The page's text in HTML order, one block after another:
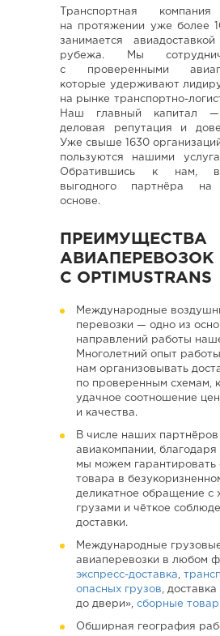
Транспортная
на протяжении уже более
занимается
рубежа. Мы
с проверенными
которые удерживают
на рынке транспортно-
Наш главный капитал —
деловая репутация и
Уже свыше 1630
пользуются нашими
Обратившись к нам,
выгодного партнёра на
основе.
ПРЕИМУЩЕСТВА
АВИАПЕРЕВОЗОК
С OPTIMUSTRANS
Международные
перевозки — одно из
направлений работы
Многолетний опыт
нам организовывать
по проверенным схемам,
удачное соотношение
и качества.
В числе наших
авиакомпании, благодаря
мы можем гарантировать
товара в
деликатное обращение с
грузами и чёткое
доставки.
Международные
авиаперевозки в любом
экспресс-доставка
опасных грузов ,
до двери», сборные
Обширная география